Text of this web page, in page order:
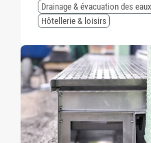
Drainage & évacuation des eaux
Hôtellerie & loisirs